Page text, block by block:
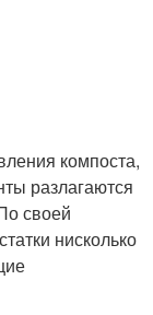
компоста,
разлагаются
своей
нисколько